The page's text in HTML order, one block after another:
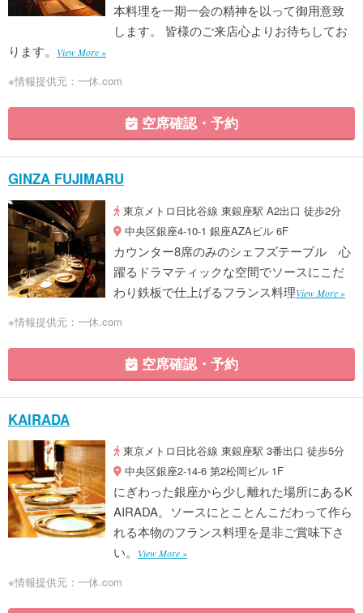
本料理を一期一会の精神を以って御用意致
します。 皆様のご来店心よりお待ちしてお
ります。
View More »
※情報提供元：一休.com
空席確認・予約
GINZA FUJIMARU
東京メトロ日比谷線 東銀座駅 A2出口 徒歩2分
中央区銀座4-10-1 銀座AZAビル 6F
カウンター8席のみのシェフズテーブル 心
躍るドラマティックな空間でソースにこだ
わり鉄板で仕上げるフランス料理View More »
※情報提供元：一休.com
空席確認・予約
KAIRADA
東京メトロ日比谷線 東銀座駅 3番出口 徒歩5分
中央区銀座2-14-6 第2松岡ビル 1F
にぎわった銀座から少し離れた場所にあるK
AIRADA。ソースにとことんこだわって作ら
れる本物のフランス料理を是非ご賞味下さ
い。
View More »
※情報提供元：一休.com